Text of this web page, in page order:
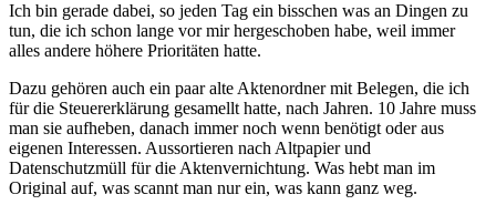
Ich bin gerade dabei, so jeden Tag ein bisschen was an Dingen zu
tun, die ich schon lange vor mir hergeschoben habe, weil immer
alles andere höhere Prioritäten hatte.
Dazu gehören auch ein paar alte Aktenordner mit Belegen, die ich
für die Steuererklärung gesamellt hatte, nach Jahren. 10 Jahre muss
man sie aufheben, danach immer noch wenn benötigt oder aus
eigenen Interessen. Aussortieren nach Altpapier und
Datenschutzmüll für die Aktenvernichtung. Was hebt man im
Original auf, was scannt man nur ein, was kann ganz weg.